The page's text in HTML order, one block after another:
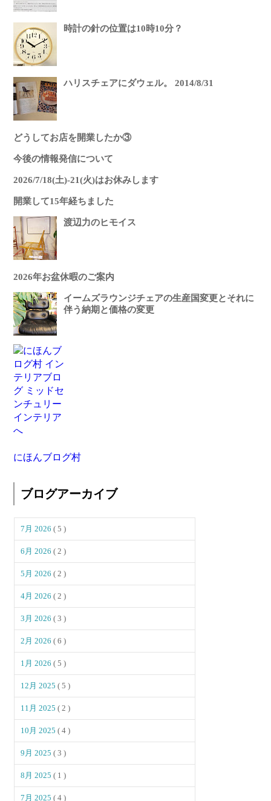
時計の針の位置は10時10分？
ハリスチェアにダウェル。 2014/8/31
どうしてお店を開業したか③
今後の情報発信について
2026/7/18(土)-21(火)はお休みします
開業して15年経ちました
渡辺力のヒモイス
2026年お盆休暇のご案内
イームズラウンジチェアの生産国変更とそれに
伴う納期と価格の変更
にほんブログ村
ブログアーカイブ
7月 2026( 5 )
6月 2026( 2 )
5月 2026( 2 )
4月 2026( 2 )
3月 2026( 3 )
2月 2026( 6 )
1月 2026( 5 )
12月 2025( 5 )
11月 2025( 2 )
10月 2025( 4 )
9月 2025( 3 )
8月 2025( 1 )
7月 2025( 4 )